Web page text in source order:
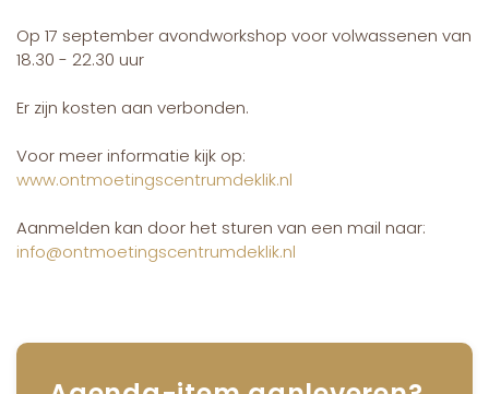
Op 17 september avondworkshop voor volwassenen van
18.30 - 22.30 uur
Er zijn kosten aan verbonden.
Voor meer informatie kijk op:
www.ontmoetingscentrumdeklik.nl
Aanmelden kan door het sturen van een mail naar:
info@ontmoetingscentrumdeklik.nl